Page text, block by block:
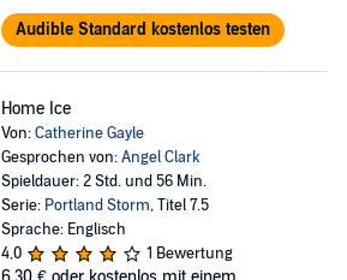
Audible Standard kostenlos testen
Home Ice
Von:Catherine Gayle
Gesprochen von:Angel Clark
Spieldauer: 2 Std. und 56 Min.
Serie: Portland Storm, Titel 7.5
Sprache: Englisch
4,0
1 Bewertung